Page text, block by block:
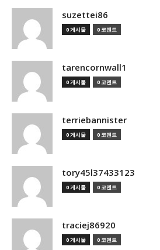
suzettei86
0 게시물 0 코멘트
tarencornwall1
0 게시물 0 코멘트
terriebannister
0 게시물 0 코멘트
tory45l37433123
0 게시물 0 코멘트
traciej86920
0 게시물 0 코멘트